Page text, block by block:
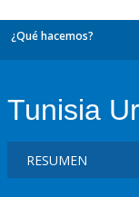
¿Qué hacemos?
Tunisia